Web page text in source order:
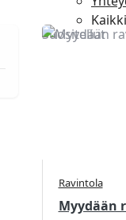
Suositellut
Ravintola
Myydään